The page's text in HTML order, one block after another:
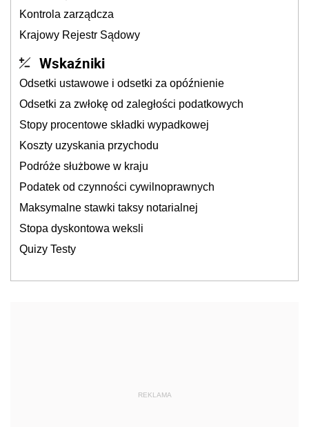
Kontrola zarządcza
Krajowy Rejestr Sądowy
Wskaźniki
Odsetki ustawowe i odsetki za opóźnienie
Odsetki za zwłokę od zaległości podatkowych
Stopy procentowe składki wypadkowej
Koszty uzyskania przychodu
Podróże służbowe w kraju
Podatek od czynności cywilnoprawnych
Maksymalne stawki taksy notarialnej
Stopa dyskontowa weksli
Quizy Testy
REKLAMA